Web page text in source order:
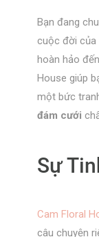
Bạn đang
cuộc đời của
hoàn hảo
House giúp
một bức
đám cưới
Sự
Cam Floral
câu chuyện